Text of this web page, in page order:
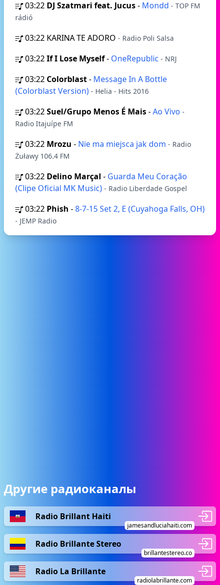
03:22 DJ Szatmari feat. Jucus- Mondd - TOP FM
rádió
03:22 KARINA TE ADORO - Radio Poli Salsa
03:22If I Lose Myself- OneRepublic - NRJ
03:22 Colorblast- Message In A Bottle
(Colorblast Version) - Helia - Hits 2016
03:22Suel/Grupo Menos É Mais-Ao Vivo -
Radio Itajuípe FM
03:22 Mrozu - Nie ma miejsca jak dom - Radio
Żuławy 106.4 FM
03:22 Delino Marçal - Guarda Meu Coração
(Clipe Oficial MK Music) - Radio Liberdade Gospel
03:22 Phish -8-7-15 Set 2, E (Cuyahoga Falls, OH)
- JEMP Radio
Другие радиоканалы
Radio Brillant Haiti
jamesandluciahaiti.com
Radio Brillante Stereo
brillantestereo.co
Radio La Brillante
radiolabrillante.com